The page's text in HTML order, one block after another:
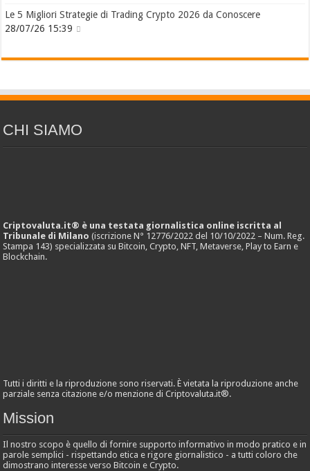
Le 5 Migliori Strategie di Trading Crypto 2026 da Conoscere
28/07/26 15:39
CHI SIAMO
Criptovaluta.it® è una testata giornalistica online iscritta al
Tribunale di Milano (iscrizione N° 12776/2022 del 10/10/2022 – Num. Reg.
Stampa 143) specializzata su Bitcoin, Crypto, NFT, Metaverse, Play to Earn e
Blockchain.
Tutti i diritti e la riproduzione sono riservati. È vietata la riproduzione anche
parziale senza citazione e/o menzione di Criptovaluta.it®.
Mission
Il nostro scopo è quello di fornire supporto informativo in modo pratico e in
parole semplici - rispettando etica e rigore giornalistico - a tutti coloro che
dimostrano interesse verso Bitcoin e Crypto.